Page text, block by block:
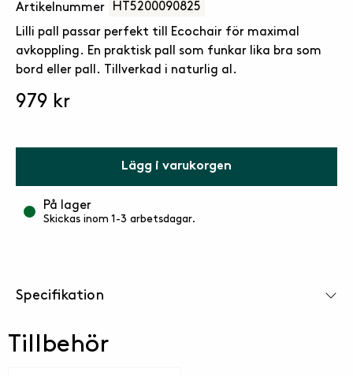
Artikelnummer HT5200090825
Lilli pall passar perfekt till Ecochair för maximal
avkoppling. En praktisk pall som funkar lika bra som
bord eller pall. Tillverkad i naturlig al.
979 kr
Lägg i varukorgen
På lager
Skickas inom 1-3 arbetsdagar.
Specifikation
Tillbehör